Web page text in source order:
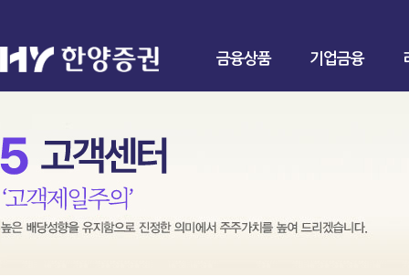
금융상품 기업금융